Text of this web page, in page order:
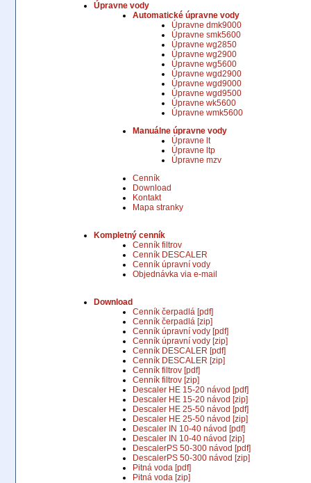
Úpravne vody
Automatické úpravne vody
Úpravne dmk9000
Úpravne smk5600
Úpravne wg2850
Úpravne wg2900
Úpravne wg5600
Úpravne wgd2900
Úpravne wgd9000
Úpravne wgd9500
Úpravne wk5600
Úpravne wmk5600
Manuálne úpravne vody
Úpravne lt
Úpravne ltp
Úpravne mzv
Cenník
Download
Kontakt
Mapa stranky
Kompletný cenník
Cenník filtrov
Cenník DESCALER
Cenník úpravní vody
Objednávka via e-mail
Download
Cenník čerpadlá [pdf]
Cenník čerpadlá [zip]
Cenník úpravní vody [pdf]
Cenník úpravní vody [zip]
Cenník DESCALER [pdf]
Cenník DESCALER [zip]
Cenník filtrov [pdf]
Cenník filtrov [zip]
Descaler HE 15-20 návod [pdf]
Descaler HE 15-20 návod [zip]
Descaler HE 25-50 návod [pdf]
Descaler HE 25-50 návod [zip]
Descaler IN 10-40 návod [pdf]
Descaler IN 10-40 návod [zip]
DescalerPS 50-300 návod [pdf]
DescalerPS 50-300 návod [zip]
Pitná voda [pdf]
Pitná voda [zip]